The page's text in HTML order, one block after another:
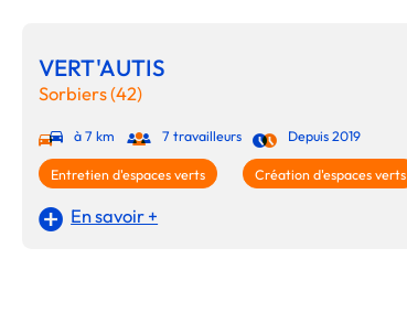
VERT'AUTIS
Sorbiers (42)
à 7 km 7 travailleurs Depuis 2019
Entretien d'espaces verts Création d'espaces verts
En savoir +